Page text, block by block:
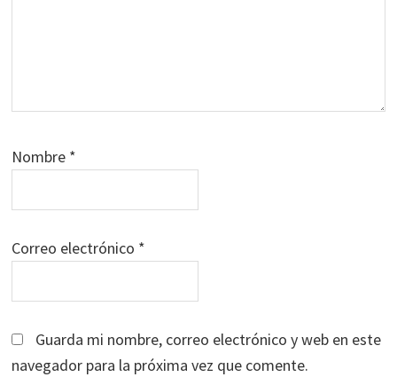
Nombre *
Correo electrónico *
Guarda mi nombre, correo electrónico y web en este
navegador para la próxima vez que comente.